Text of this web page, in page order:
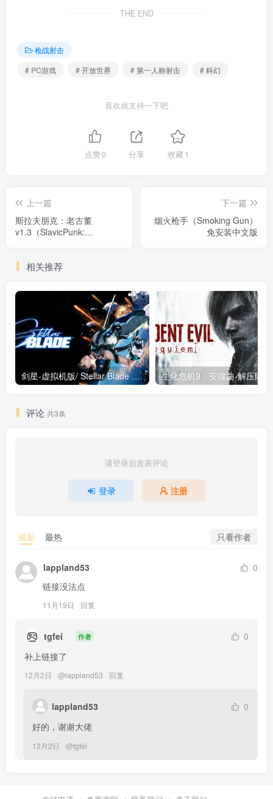
THE END
枪战射击
# PC游戏
# 开放世界 # 第一人称射击 # 科幻
喜欢就支持一下吧
点赞0 分享 收藏 1
上一篇
斯拉夫朋克：老古董
v1.3（SlavicPunk:
下一篇
烟火枪手（Smoking Gun）
免安装中文版
相关推荐
剑星-虚拟机版/ Stellar Blade v1.4.1|Build.19963153 终极版新补丁 送修改器 免安装中文版
评论 共3条
请登录后发表评论
登录 注册
最新 最热 只看作者
lappland53
0
链接没法点
11月19日 回复
tgfei 作者
0
补上链接了
12月2日 @lappland53 回复
lappland53
0
好的，谢谢大佬
12月2日 @tgfei